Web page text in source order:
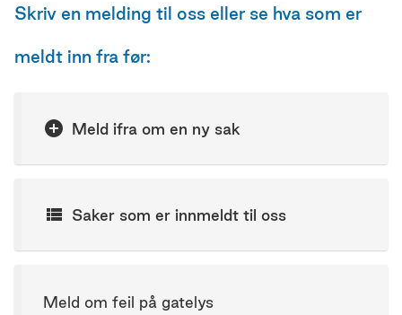
Skriv en melding til oss eller se hva som er
meldt inn fra før:
Meld ifra om en ny sak
Saker som er innmeldt til oss
Meld om feil på gatelys